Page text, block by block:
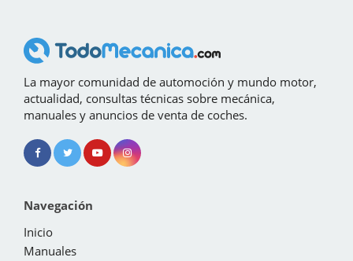
La mayor comunidad de automoción y mundo motor,
actualidad, consultas técnicas sobre mecánica,
manuales y anuncios de venta de coches.
Navegación
Inicio
Manuales